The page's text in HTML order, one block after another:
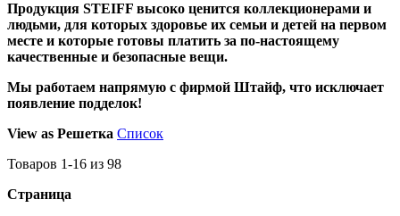
Продукция STEIFF высоко ценится коллекционерами и
людьми, для которых здоровье их семьи и детей на первом
месте и которые готовы платить за по-настоящему
качественные и безопасные вещи.
Мы работаем напрямую с фирмой Штайф, что исключает
появление подделок!
View as Решетка Список
Товаров 1-16 из 98
Страница